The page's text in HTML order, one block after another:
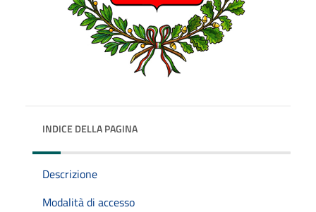
INDICE DELLA PAGINA
Descrizione
Modalità di accesso